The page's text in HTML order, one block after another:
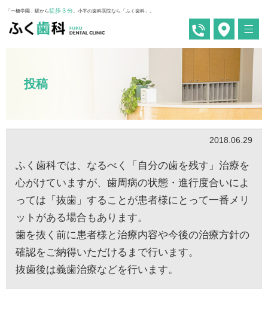
「一橋学園」駅から徒歩３分。小平の歯科医院なら「ふく歯科」。
投稿
2018.06.29
ふく歯科では、なるべく「自分の歯を残す」治療を
心がけていますが、歯周病の状態・進行度合いによ
っては「抜歯」することが患者様にとって一番メリ
ットがある場合もあります。
歯を抜く前に患者様と治療内容や今後の治療方針の
確認をご納得いただけるまで行います。
抜歯後は義歯治療などを行います。